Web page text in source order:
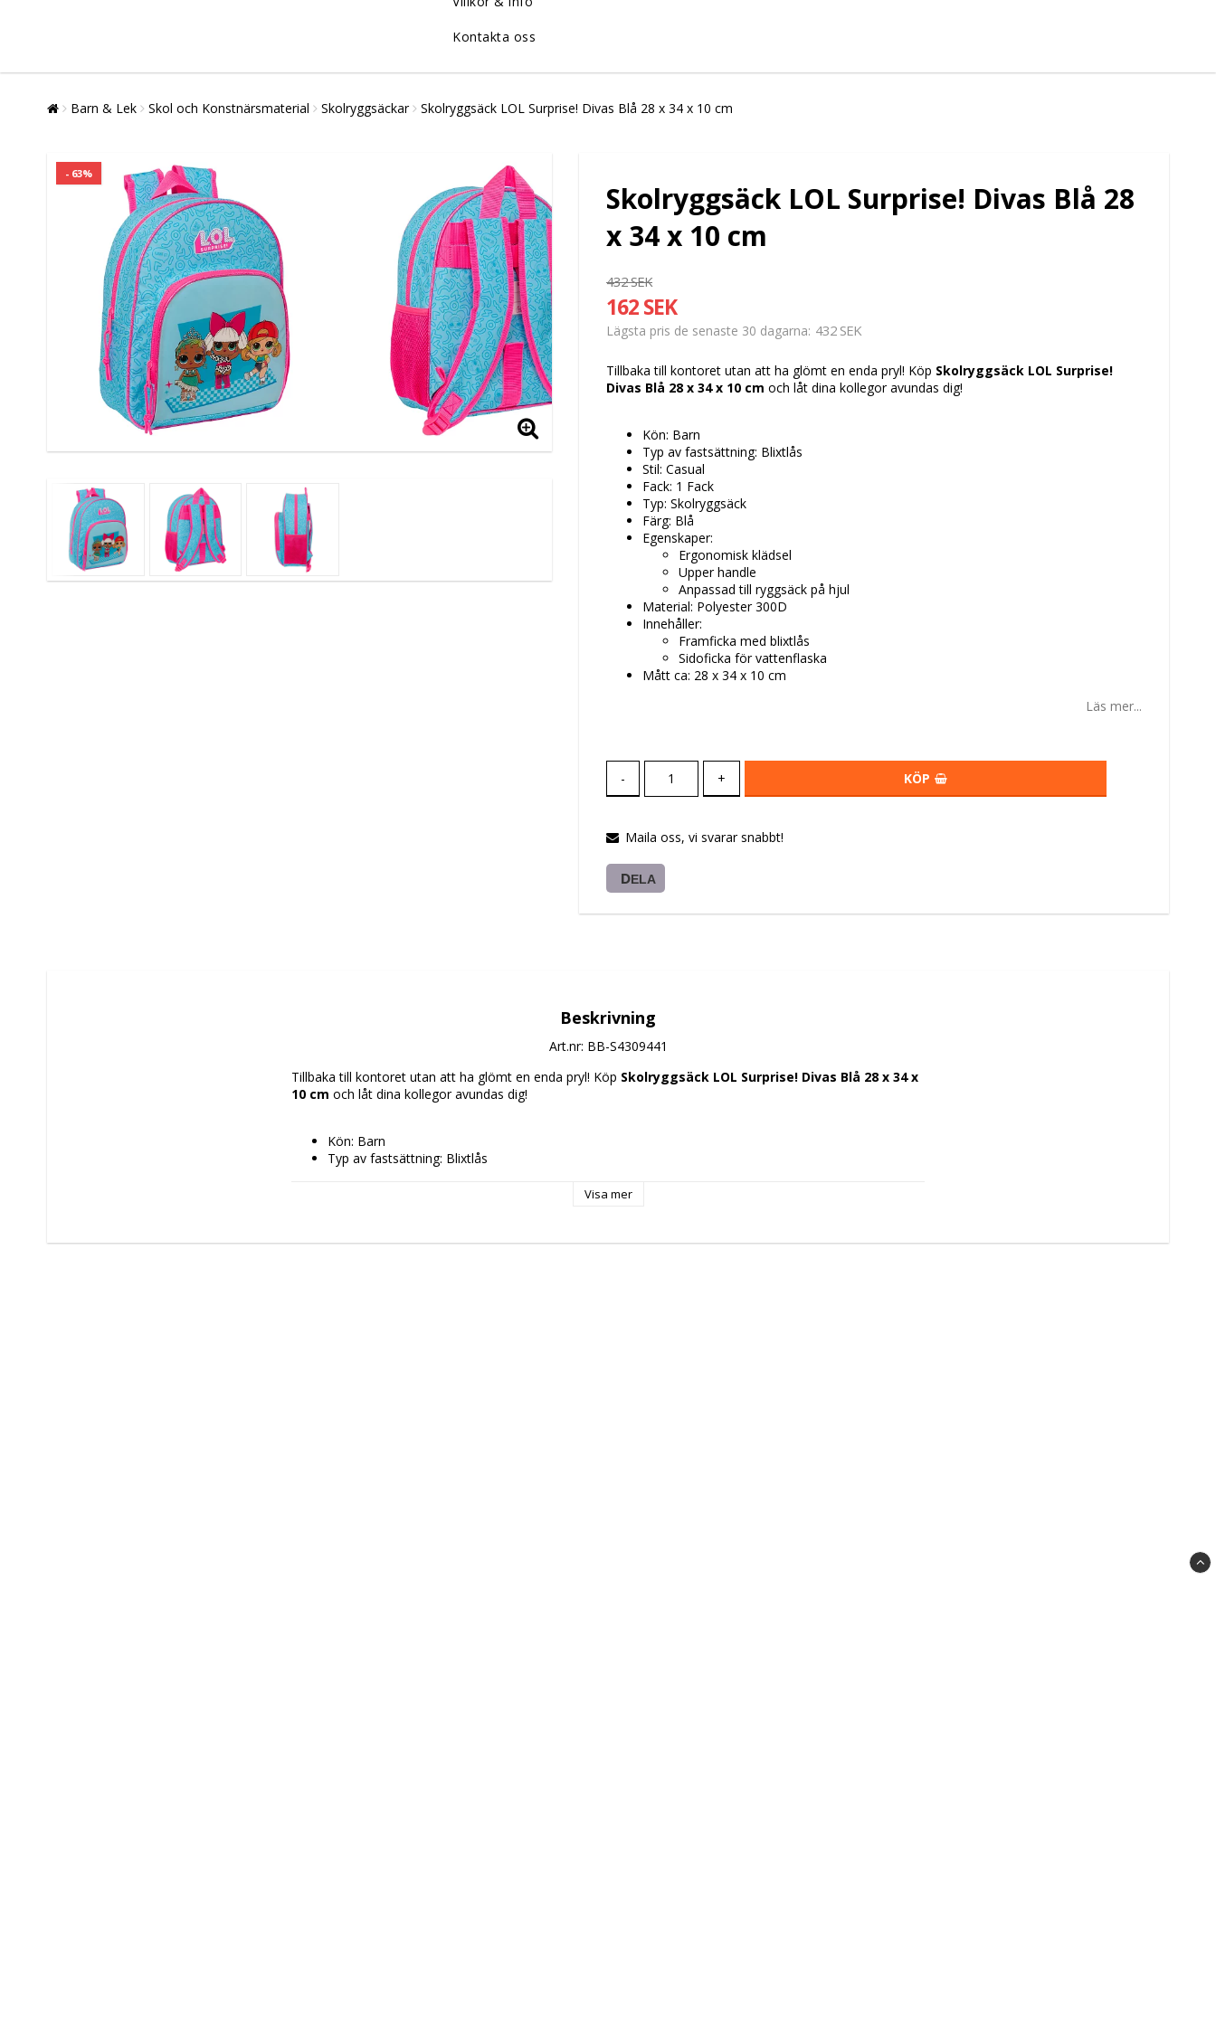
Kontakta oss
Barn & Lek Skol och Konstnärsmaterial Skolryggsäckar Skolryggsäck LOL Surprise! Divas Blå 28 x 34 x 10 cm
- 63%
Skolryggsäck LOL Surprise! Divas Blå 28
x 34 x 10 cm
432 SEK
162 SEK
Lägsta pris de senaste 30 dagarna 432 SEK
Tillbaka till kontoret utan att ha glömt en enda pryl! Köp Skolryggsäck LOL Surprise!
Divas Blå 28 x 34 x 10 cm och låt dina kollegor avundas dig!
Kön: Barn
Typ av fastsättning: Blixtlås
Stil: Casual
Fack: 1 Fack
Typ: Skolryggsäck
Färg: Blå
Egenskaper:
Ergonomisk klädsel
Upper handle
Anpassad till ryggsäck på hjul
Material: Polyester 300D
Innehåller:
Framficka med blixtlås
Sidoficka för vattenflaska
Mått ca: 28 x 34 x 10 cm
Läs mer...
- + KÖP
Maila oss, vi svarar snabbt!
DELA
Beskrivning
Art.nr: BB-S4309441
Tillbaka till kontoret utan att ha glömt en enda pryl! Köp Skolryggsäck LOL Surprise! Divas Blå 28 x 34 x
10 cm och låt dina kollegor avundas dig!
Kön: Barn
Typ av fastsättning: Blixtlås
Egenskaper:
Visa mer